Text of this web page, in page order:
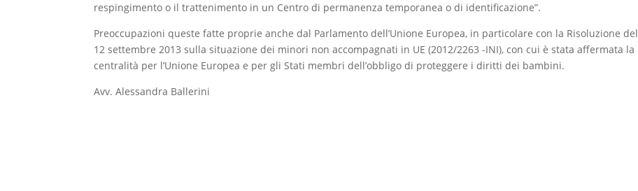
respingimento o il trattenimento in un Centro di permanenza temporanea o di identificazione”.
Preoccupazioni queste fatte proprie anche dal Parlamento dell’Unione Europea, in particolare con la Risoluzione del
12 settembre 2013 sulla situazione dei minori non accompagnati in UE (2012/2263 -INI), con cui è stata affermata la
centralità per l’Unione Europea e per gli Stati membri dell’obbligo di proteggere i diritti dei bambini.
Avv. Alessandra Ballerini